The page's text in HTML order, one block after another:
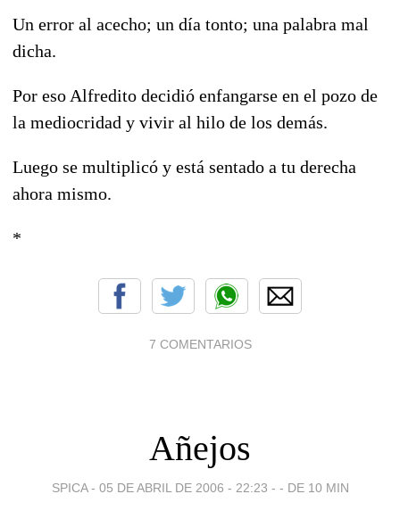
Un error al acecho; un día tonto; una palabra mal
dicha.
Por eso Alfredito decidió enfangarse en el pozo de
la mediocridad y vivir al hilo de los demás.
Luego se multiplicó y está sentado a tu derecha
ahora mismo.
*
7 COMENTARIOS
Añejos
SPICA - 05 DE ABRIL DE 2006 - 22:23 - - DE 10 MIN